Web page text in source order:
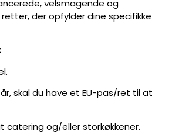
velsmagende og
der opfylder dine specifikke
skal du have et EU-pas/ret til at
catering og/eller storkøkkener.